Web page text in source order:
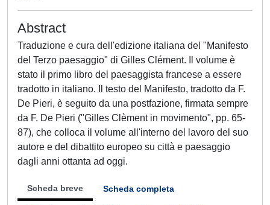
Abstract
Traduzione e cura dell'edizione italiana del "Manifesto
del Terzo paesaggio" di Gilles Clément. Il volume è
stato il primo libro del paesaggista francese a essere
tradotto in italiano. Il testo del Manifesto, tradotto da F.
De Pieri, è seguito da una postfazione, firmata sempre
da F. De Pieri ("Gilles Clèment in movimento", pp. 65-
87), che colloca il volume all'interno del lavoro del suo
autore e del dibattito europeo su città e paesaggio
dagli anni ottanta ad oggi.
Scheda breve Scheda completa